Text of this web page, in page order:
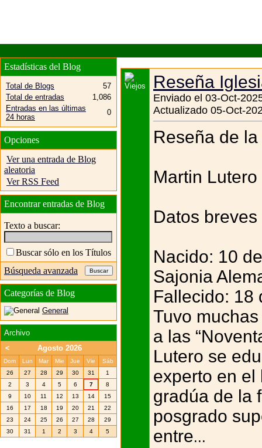
Reseña
Enviado el 03-Oct-
Actualizado 05-Oct-
Reseña de
Martin Lutero
Datos breves
Nacido: 10
Sajonia
Fallecido: 18
Tuvo
a las
Lutero se
experto en el
gradúa de la
posgrado
entre...
Estadísticas del Blog
Total de Blogs
57
Total de entradas
1,086
Entradas en las últimas
24 horas
0
Opciones
Ver una entrada de Blog
aleatoria
Ver RSS Feed
Encontrar entradas de Blog
Texto a buscar:
Buscar sólo en los Títulos
Búsqueda avanzada
Categorías de Blog
General
Archivo
<
Agosto 2026
Dom Lun Mar Mie Jue Vie
Sáb
26
27 28 29 30 31
1
2
3 4 5 6 7
8
9
10 11 12 13 14
15
16
17 18 19 20 21
22
23
24 25 26 27 28
29
30
31 1 2 3 4 5